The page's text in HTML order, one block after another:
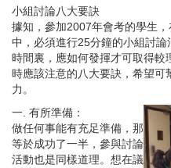
小組討論八大要訣
據知，參加2007年會考的學生
中，必須進行25分鐘的小組討論
時間裏，應如何發揮才可取得
時應該注意的八大要訣，希望
力。
一. 有所準備：
做任何事能有充足準備，那
等於成功了一半，參與討論
活動也是同樣道理。想在議